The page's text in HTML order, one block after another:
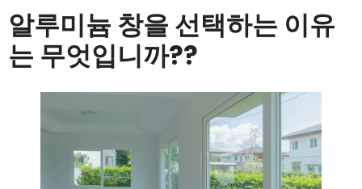
알루미늄 창을 선택하는 이유
는 무엇입니까??